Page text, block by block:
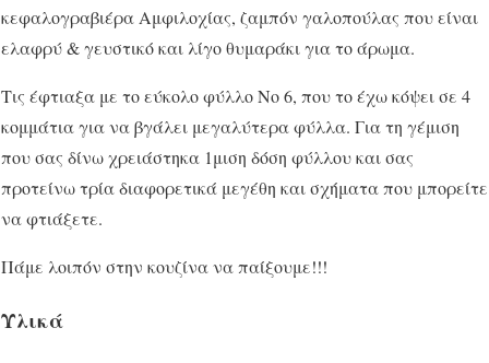
κεφαλογραβιέρα Αμφιλοχίας, ζαμπόν γαλοπούλας που είναι
ελαφρύ & γευστικό και λίγο θυμαράκι για το άρωμα.
Τις έφτιαξα με το εύκολο φύλλο Νο 6, που το έχω κόψει σε 4
κομμάτια για να βγάλει μεγαλύτερα φύλλα. Για τη γέμιση
που σας δίνω χρειάστηκα 1μιση δόση φύλλου και σας
προτείνω τρία διαφορετικά μεγέθη και σχήματα που μπορείτε
να φτιάξετε.
Πάμε λοιπόν στην κουζίνα να παίξουμε!!!
Υλικά